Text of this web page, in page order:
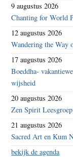
9 augustus 2026
Chanting for World
12 augustus 2026
Wandering the Way
17 augustus 2026
Boeddha-
wijsheid
20 augustus 2026
Zen Spirit
21 augustus 2026
Sacred Art en Kum
bekijk de agenda